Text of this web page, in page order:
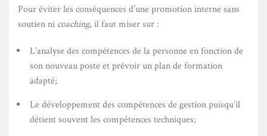
Pour éviter les conséquences d’une promotion interne sans
soutien ni coaching, il faut miser sur :
L’analyse des compétences de la personne en fonction de
son nouveau poste et prévoir un plan de formation
adapté;
Le développement des compétences de gestion puisqu’il
détient souvent les compétences techniques;